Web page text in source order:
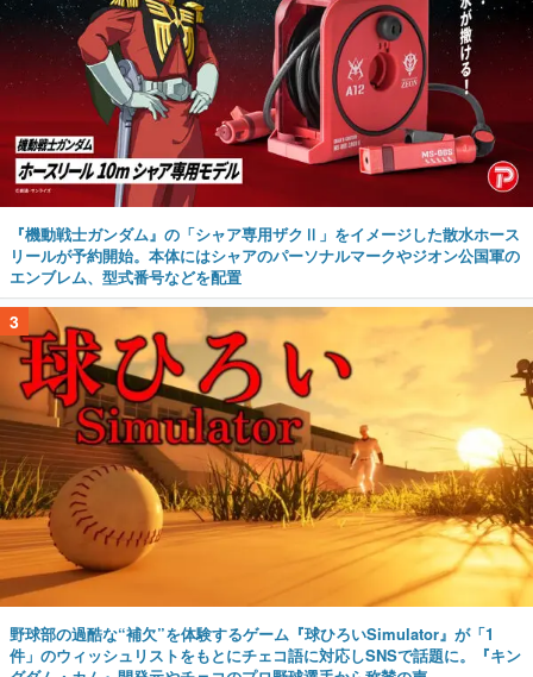
『機動戦士ガンダム』の「シャア専用ザクⅡ」をイメージした散水ホース
リールが予約開始。本体にはシャアのパーソナルマークやジオン公国軍の
エンブレム、型式番号などを配置
3
野球部の過酷な“補欠”を体験するゲーム『球ひろいSimulator』が「1
件」のウィッシュリストをもとにチェコ語に対応しSNSで話題に。『キン